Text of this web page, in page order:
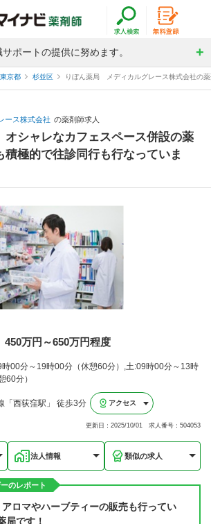
ポートの提供に努めます。
東京都 杉並区 りぼん薬局 メディカルグレース株式会社の
ース株式会社 の薬剤師求人
オシャレなカフェスペース併設の薬
積極的で往診同行も行なっていま
450万円～650万円程度
時00分～19時00分（休憩60分）,土:09時00分～13時
60分）
「西荻窪駅」 徒歩3分 アクセス
更新日：2025/10/01 求人番号：504053
法人情報 類似の求人
のレポート
ロマやハーブティーの販売も行ってい
局です！